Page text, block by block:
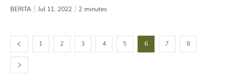
BERITA Jul 11, 2022 2 minutes
1 2 3 4 5 6 7 8